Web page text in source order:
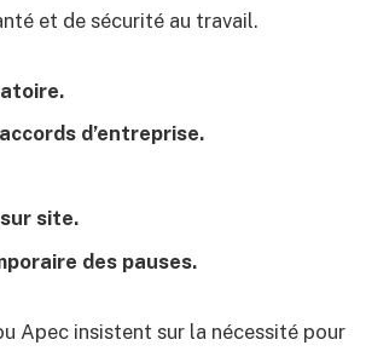
et de sécurité au travail.
d’entreprise.
site.
des pauses.
Apec insistent sur la nécessité pour